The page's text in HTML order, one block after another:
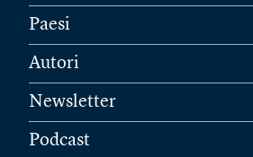
Paesi
Autori
Newsletter
Podcast